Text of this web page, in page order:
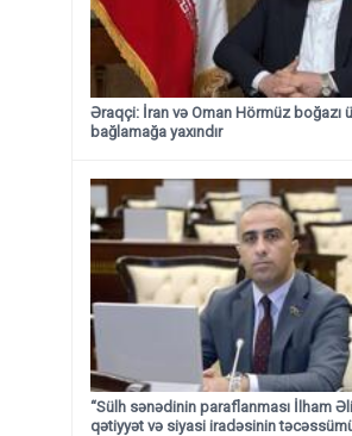
Əraqçi: İran və Oman Hörmüz boğazı
bağlamağa yaxındır
“Sülh sənədinin paraflanması İlham
qətiyyət və siyasi iradəsinin